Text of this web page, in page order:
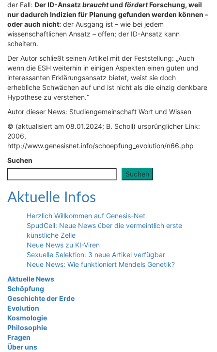
der Fall: Der ID-Ansatzbrauchtund fördertForschung, weil
nur dadurch Indizien für Planung gefunden werden können –
oder auch nicht: der Ausgang ist – wie bei jedem
wissenschaftlichen Ansatz – offen; der ID-Ansatz kann
scheitern.
Der Autor schließt seinen Artikel mit der Feststellung: „Auch
wenn die ESH weiterhin in einigen Aspekten einen guten und
interessanten Erklärungsansatz bietet, weist sie doch
erhebliche Schwächen auf und ist nicht als die einzig denkbare
Hypothese zu verstehen.“
Autor dieser News: Studiengemeinschaft Wort und Wissen
© (aktualisiert am 08.01.2024; B. Scholl) ursprünglicher Link:
2006,
http://www.genesisnet.info/schoepfung_evolution/n66.php
Suchen
Suchen
Aktuelle Infos
Herzlich Willkommen auf Genesis-Net
SpudCell: Neue News über die vermeintlich erste
künstliche Zelle
Neue News zu KI-Viren
Sexuelle Selektion: 3 neue Artikel verfügbar
Neue News: Wie funktioniert Mendels Genetik?
Aktuelle News
Schöpfung
Geschichte der Erde
Evolution
Kosmologie
Philosophie
Fragen
Über uns